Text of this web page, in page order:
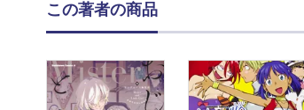
この著者の商品